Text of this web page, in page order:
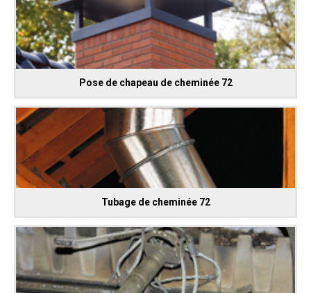
Pose de chapeau de cheminée 72
Tubage de cheminée 72